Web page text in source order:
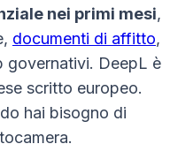
nei primi mesi,
documenti di affitto,
governativi. DeepL è
scritto europeo.
hai bisogno di